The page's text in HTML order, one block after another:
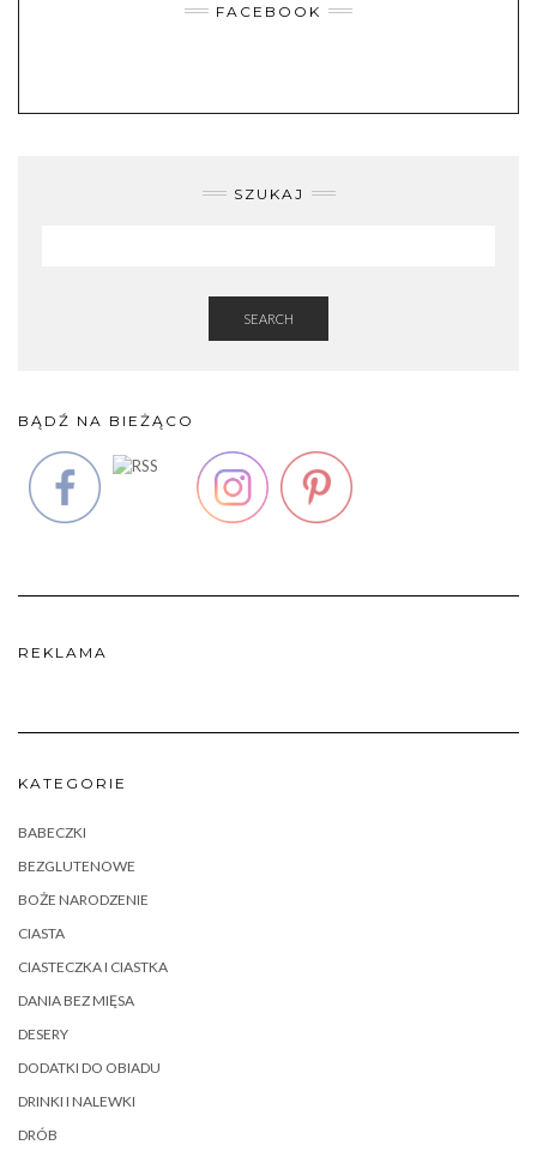
FACEBOOK
SZUKAJ
SEARCH
BĄDŹ NA BIEŻĄCO
REKLAMA
KATEGORIE
BABECZKI
BEZGLUTENOWE
BOŻE NARODZENIE
CIASTA
CIASTECZKA I CIASTKA
DANIA BEZ MIĘSA
DESERY
DODATKI DO OBIADU
DRINKI I NALEWKI
DRÓB